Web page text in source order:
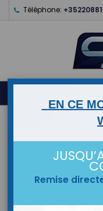
Téléphone:
EN CE
Remise